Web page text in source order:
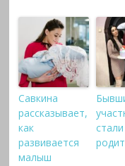
Савкина
рассказывает,
как
развивается
малыш
стали